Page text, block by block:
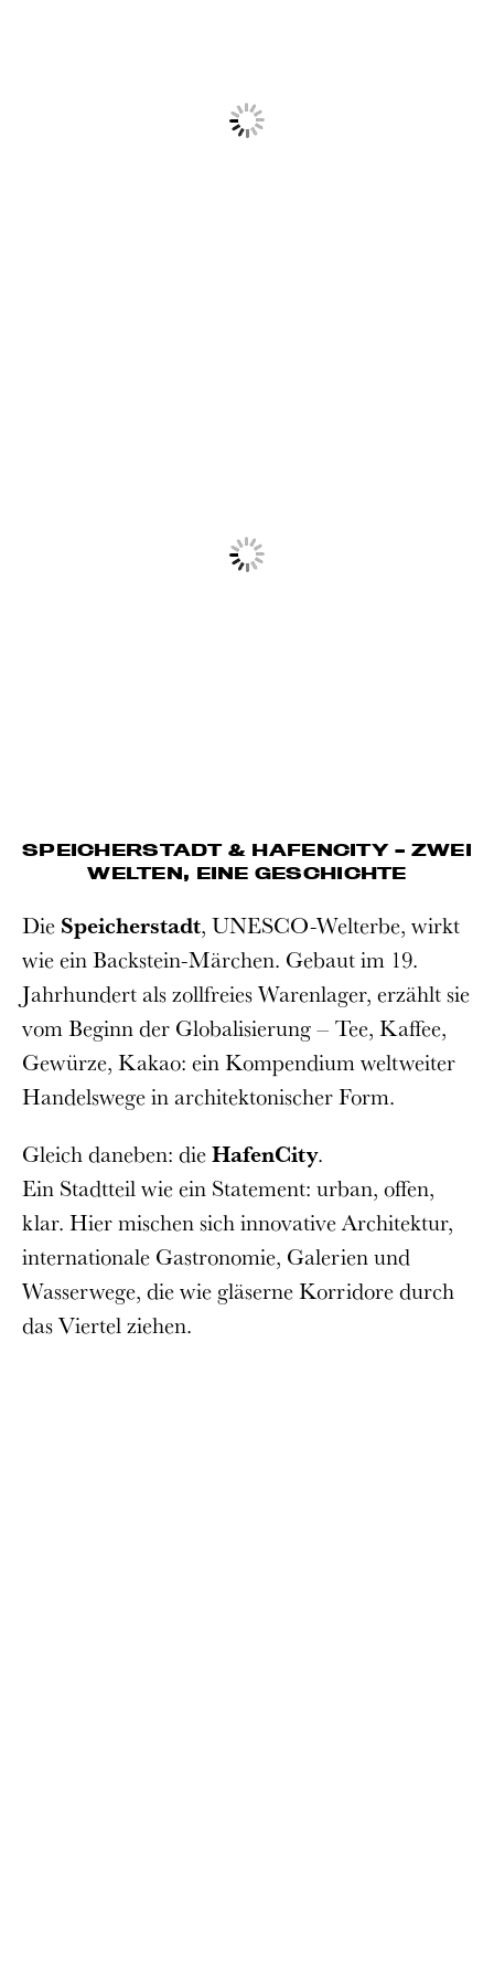
SPEICHERSTADT & HAFENCITY – ZWEI
WELTEN, EINE GESCHICHTE
Die Speicherstadt, UNESCO-Welterbe, wirkt
wie ein Backstein-Märchen. Gebaut im 19.
Jahrhundert als zollfreies Warenlager, erzählt sie
vom Beginn der Globalisierung – Tee, Kaffee,
Gewürze, Kakao: ein Kompendium weltweiter
Handelswege in architektonischer Form.
Gleich daneben: dieHafenCity.
Ein Stadtteil wie ein Statement: urban, offen,
klar. Hier mischen sich innovative Architektur,
internationale Gastronomie, Galerien und
Wasserwege, die wie gläserne Korridore durch
das Viertel ziehen.